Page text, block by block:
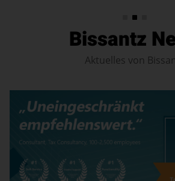
Bissantz
Aktuelles von